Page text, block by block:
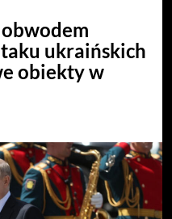
ukraińskich
obiekty w